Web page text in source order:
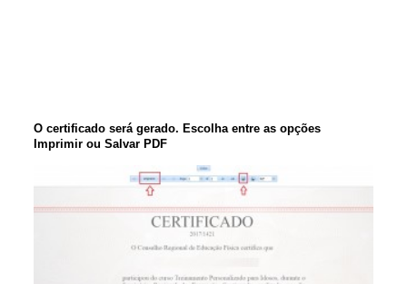
O certificado será gerado. Escolha entre as opções
Imprimir ou Salvar PDF